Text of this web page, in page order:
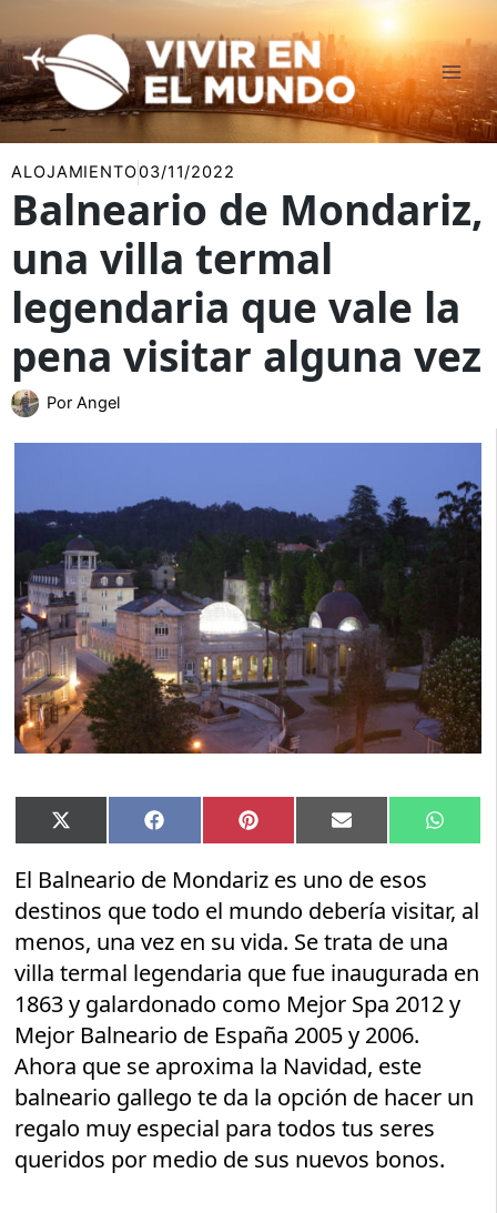
al
contenido
ALOJAMIENTO03/11/2022
Balneario de Mondariz,
una villa termal
legendaria que vale la
pena visitar alguna vez
Por Angel
Compartir
en
X
(Twitter)
Compartir
en
Facebook Compartir
en
Pinterest Compartir
en
Email
en
El Balneario de Mondariz es uno de esos
destinos que todo el mundo debería visitar, al
menos, una vez en su vida. Se trata de una
villa termal legendaria que fue inaugurada en
1863 y galardonado como Mejor Spa 2012 y
Mejor Balneario de España 2005 y 2006.
Ahora que se aproxima la Navidad, este
balneario gallego te da la opción de hacer un
regalo muy especial para todos tus seres
queridos por medio de sus nuevos bonos.